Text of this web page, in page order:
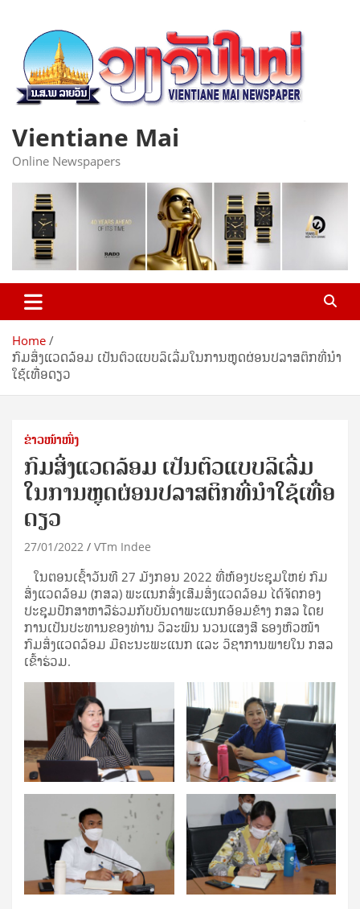
content
Vientiane Mai
Online Newspapers
Home
ກົມສິ່ງແວດລ້ອມ ເປັນຕົວແບບລິເລີ່ມໃນການຫຼຸດຜ່ອນປລາສຕິກທີ່ນໍາ
ໃຊ້ເທື່ອດຽວ
ຂ່າວໜ້າໜຶ່ງ
ກົມສິ່ງແວດລ້ອມ ເປັນຕົວແບບລິເລີ່ມ
ໃນການຫຼຸດຜ່ອນປລາສຕິກທີ່ນໍາໃຊ້ເທື່ອ
ດຽວ
27/01/2022 VTm Indee
ໃນຕອນເຊົ້າວັນທີ 27 ມັງກອນ 2022 ທີ່ຫ້ອງປະຊຸມໃຫຍ່ ກົມ
ສິ່ງແວດລ້ອມ (ກສລ) ພະແນກສົ່ງເສີມສິ່ງແວດລ້ອມ ໄດ້ຈັດກອງ
ປະຊຸມປຶກສາຫາລືຮ່ວມກັບບັນດາພະແນກອ້ອມຂ້າງ ກສລ ໂດຍ
ການເປັນປະທານຂອງທ່ານ ວິລະພົນ ນວນແສງສີ ຮອງຫົວໜ້າ
ກົມສິ່ງແວດລ້ອມ ມີຄະນະພະແນກ ແລະ ວິຊາການພາຍໃນ ກສລ
ເຂົ້າຮ່ວມ.